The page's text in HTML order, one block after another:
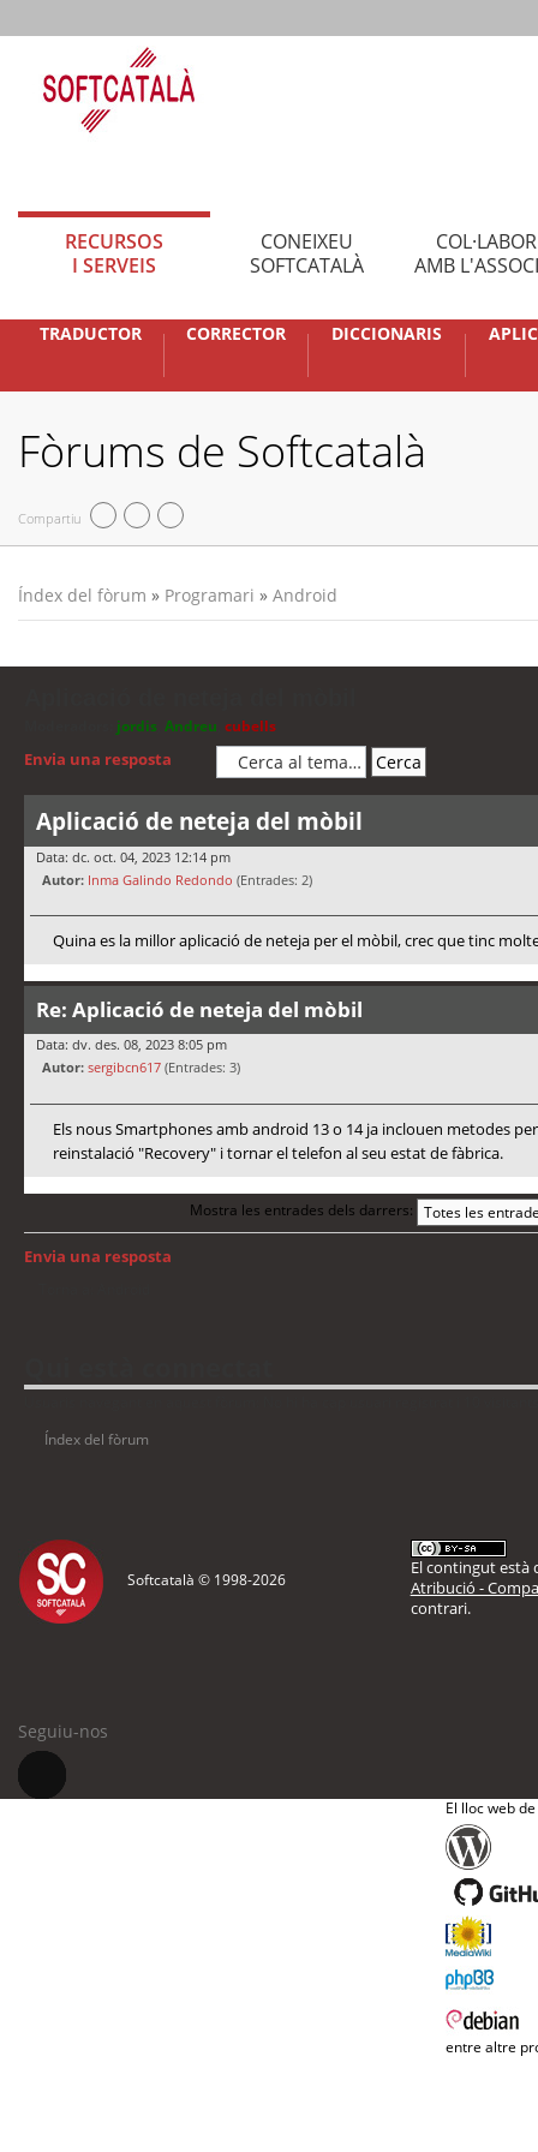
RECURSOS
I SERVEIS
CONEIXEU
SOFTCATALÀ
AMB
TRADUCTOR CORRECTOR DICCIONARIS
Fòrums de Softcatalà
Compartiu
Índex del fòrum » Programari » Android
jordis Andreu cubells
Envia una resposta
Aplicació de neteja del mòbil
Data: dc. oct. 04, 2023 12:14 pm
Autor: Inma Galindo Redondo (Entrades: 2)
Quina es la millor aplicació de neteja per el mòbil, crec que tinc
Re: Aplicació de neteja del mòbil
Data: dv. des. 08, 2023 8:05 pm
Autor: sergibcn617 (Entrades: 3)
Els nous Smartphones amb android 13 o 14 ja inclouen metodes
reinstalació "Recovery" i tornar el telefon al seu estat de fàbrica.
Mostra les entrades dels darrers:
Envia una resposta
Índex del fòrum
Softcatalà © 1998-2026
El contingut està
Atribució -
contrari.
Seguiu-nos
El lloc web
entre altre